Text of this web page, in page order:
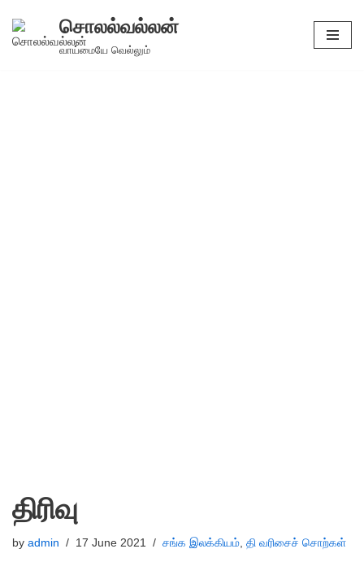
Skip
சொலல்வல்லன்
வாய்மையே வெல்லும்
திரிவு
by admin 17 June 2021 சங்க இலக்கியம், தி வரிசைச் சொற்கள்